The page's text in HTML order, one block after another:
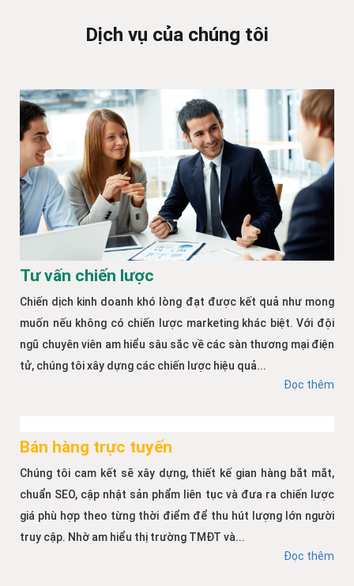
Dịch vụ của chúng tôi
Tư vấn chiến lược
Chiến dịch kinh doanh khó lòng đạt được kết quả như mong
muốn nếu không có chiến lược marketing khác biệt. Với đội
ngũ chuyên viên am hiểu sâu sắc về các sàn thương mại điện
tử, chúng tôi xây dựng các chiến lược hiệu quả...
Đọc thêm
Bán hàng trực tuyến
Chúng tôi cam kết sẽ xây dựng, thiết kế gian hàng bắt mắt,
chuẩn SEO, cập nhật sản phẩm liên tục và đưa ra chiến lược
giá phù hợp theo từng thời điểm để thu hút lượng lớn người
truy cập. Nhờ am hiểu thị trường TMĐT và...
Đọc thêm